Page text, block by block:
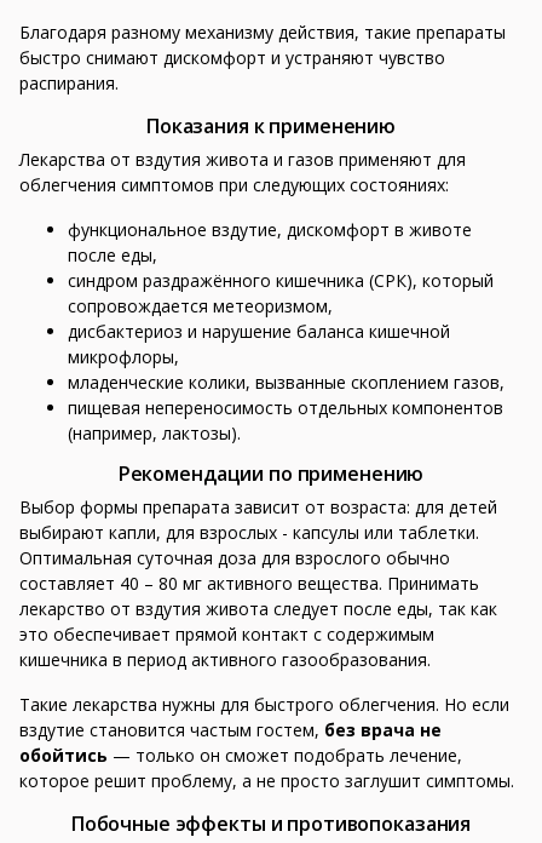
Благодаря разному механизму действия, такие препараты
быстро снимают дискомфорт и устраняют чувство
распирания.
Показания к применению
Лекарства от вздутия живота и газов применяют для
облегчения симптомов при следующих состояниях:
функциональное вздутие, дискомфорт в животе
после еды,
синдром раздражённого кишечника (СРК), который
сопровождается метеоризмом,
дисбактериоз и нарушение баланса кишечной
микрофлоры,
младенческие колики, вызванные скоплением газов,
пищевая непереносимость отдельных компонентов
(например, лактозы).
Рекомендации по применению
Выбор формы препарата зависит от возраста: для детей
выбирают капли, для взрослых - капсулы или таблетки.
Оптимальная суточная доза для взрослого обычно
составляет 40 – 80 мг активного вещества. Принимать
лекарство от вздутия живота следует после еды, так как
это обеспечивает прямой контакт с содержимым
кишечника в период активного газообразования.
Такие лекарства нужны для быстрого облегчения. Но если
вздутие становится частым гостем, без врача не
обойтись — только он сможет подобрать лечение,
которое решит проблему, а не просто заглушит симптомы.
Побочные эффекты и противопоказания